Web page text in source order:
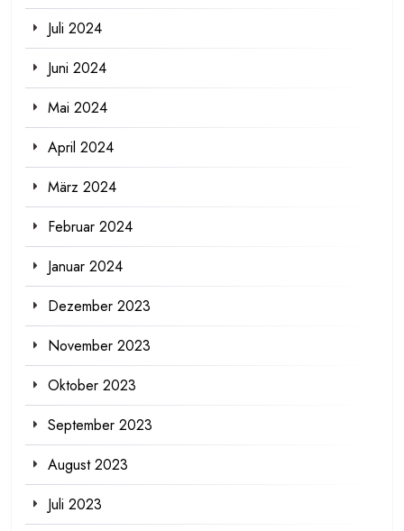
Juli 2024
Juni 2024
Mai 2024
April 2024
März 2024
Februar 2024
Januar 2024
Dezember 2023
November 2023
Oktober 2023
September 2023
August 2023
Juli 2023